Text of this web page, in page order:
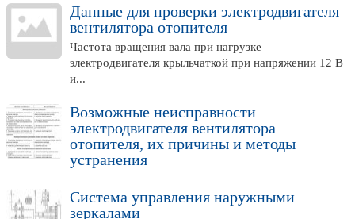
Данные для проверки электродвигателя
вентилятора отопителя
Частота вращения вала при нагрузке
электродвигателя крыльчаткой при напряжении 12 В
и...
Возможные неисправности
электродвигателя вентилятора
отопителя, их причины и методы
устранения
Система управления наружными
зеркалами